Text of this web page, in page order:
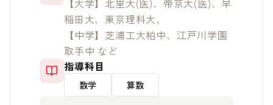
稲田大、東京理科大、
【中学】芝浦工大柏中、江戸川学園
取手中 など
指導科目
数学 算数